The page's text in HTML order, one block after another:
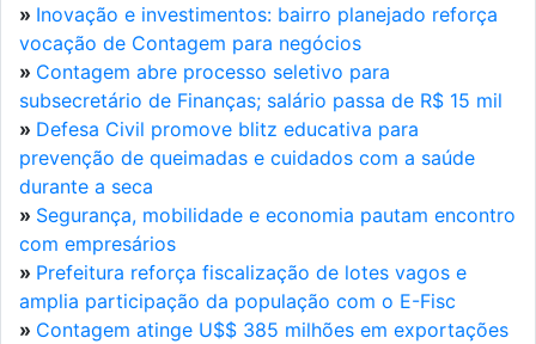
» Inovação e investimentos: bairro planejado reforça
vocação de Contagem para negócios
» Contagem abre processo seletivo para
subsecretário de Finanças; salário passa de R$ 15 mil
» Defesa Civil promove blitz educativa para
prevenção de queimadas e cuidados com a saúde
durante a seca
» Segurança, mobilidade e economia pautam encontro
com empresários
» Prefeitura reforça fiscalização de lotes vagos e
amplia participação da população com o E-Fisc
» Contagem atinge U$$ 385 milhões em exportações